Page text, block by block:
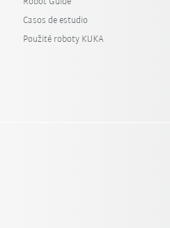
Casos de estudio
Použité roboty KUKA